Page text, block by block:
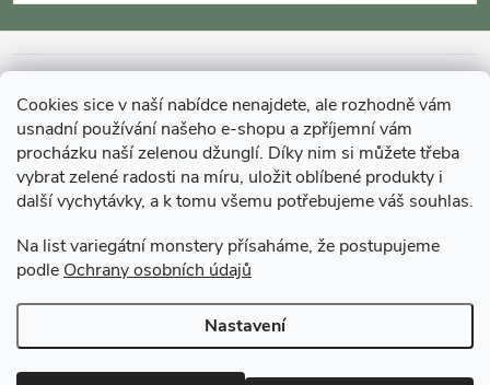
Cookies sice v naší nabídce nenajdete, ale rozhodně vám
usnadní používání našeho e-shopu a zpříjemní vám
procházku naší zelenou džunglí. Díky nim si můžete třeba
vybrat zelené radosti na míru, uložit oblíbené produkty i
další vychytávky, a k tomu všemu potřebujeme váš souhlas.
Na list variegátní monstery přísaháme, že postupujeme
podle Ochrany osobních údajů
Nastavení
p
a
MOHLO BY VÁS ZAJÍMAT
O GARDNERS
Gardners Design - Projekt, realizace a údržba zahrad a interiérů
Copyright 2026Gardners-eshop.cz. Všechna práva vyhrazena.Upravit
nastavení cookies